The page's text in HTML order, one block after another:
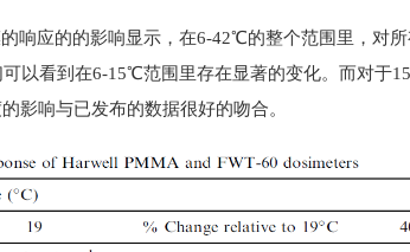
响应的的影响显示，在6-42℃的整个范围里，对
以看到在6-15℃范围里存在显著的变化。而对于
影响与已发布的数据很好的吻合。